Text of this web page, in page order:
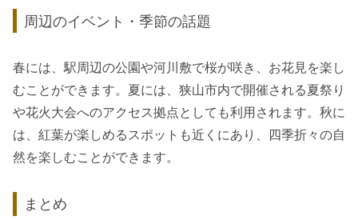
周辺のイベント・季節の話題
春には、駅周辺の公園や河川敷で桜が咲き、お花見を楽し
むことができます。夏には、狭山市内で開催される夏祭り
や花火大会へのアクセス拠点としても利用されます。秋に
は、紅葉が楽しめるスポットも近くにあり、四季折々の自
然を楽しむことができます。
まとめ